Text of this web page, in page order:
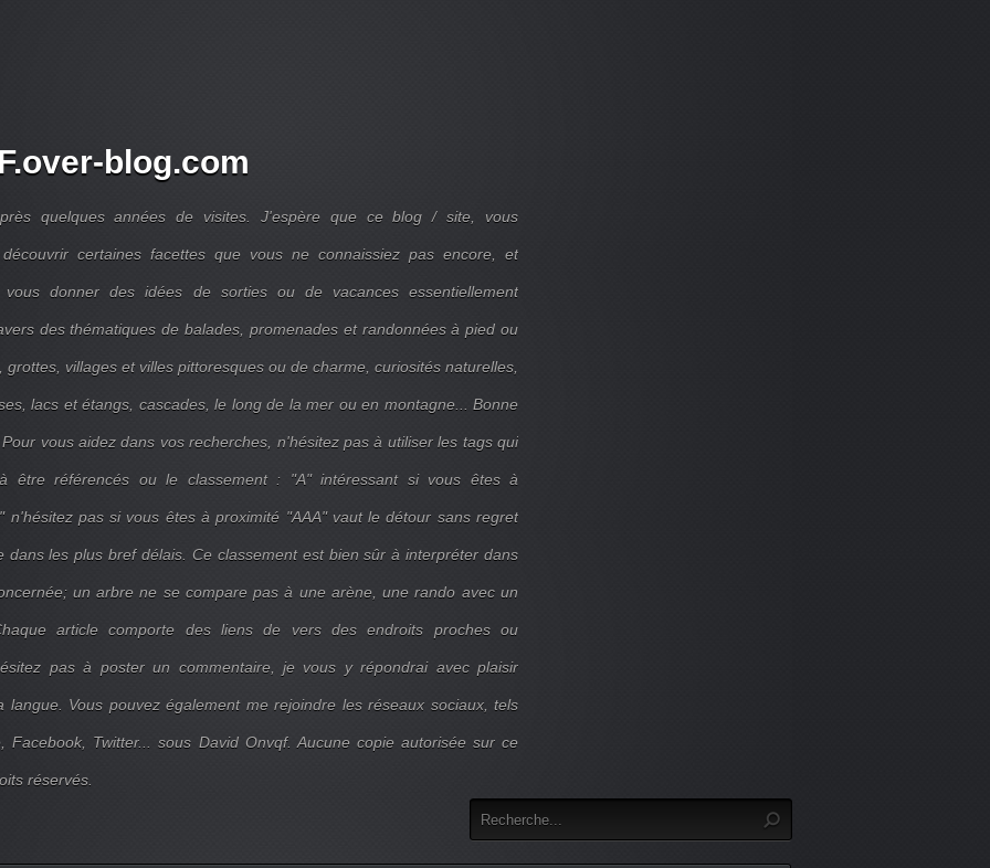
blog.com
quelques années de visites. J'espère que ce blog / site, vous
certaines facettes que vous ne connaissiez pas encore, et
vous donner des idées de sorties ou de vacances essentiellement
des thématiques de balades, promenades et randonnées à pied ou
grottes, villages et villes pittoresques ou de charme, curiosités naturelles,
lacs et étangs, cascades, le long de la mer ou en montagne... Bonne
vous aidez dans vos recherches, n'hésitez pas à utiliser les tags qui
être référencés ou le classement : "A" intéressant si vous êtes à
n'hésitez pas si vous êtes à proximité "AAA" vaut le détour sans regret
dans les plus bref délais. Ce classement est bien sûr à interpréter dans
un arbre ne se compare pas à une arène, une rando avec un
article comporte des liens de vers des endroits proches ou
pas à poster un commentaire, je vous y répondrai avec plaisir
langue. Vous pouvez également me rejoindre les réseaux sociaux, tels
Facebook, Twitter... sous David Onvqf. Aucune copie autorisée sur ce
réservés.